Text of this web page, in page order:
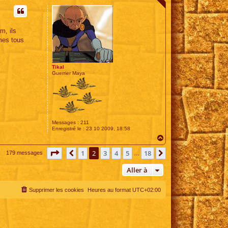
u
Tikal
Guerrier Maya
Messages : 211
Enregistré le : 23 10 2009, 18:58
ils
tous
a
t
179 messages Page sur18
Précédente
1 2 3 4 5 18
Suivante
Aller à
Heures au format UTC+02:00
Supprimer les cookies